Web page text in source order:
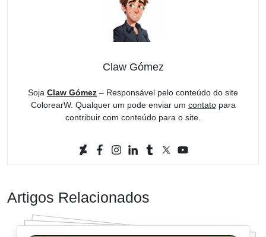
Claw Gómez
Soja Claw Gómez – Responsável pelo conteúdo do site
ColorearW. Qualquer um pode enviar um contatopara
contribuir com conteúdo para o site.
Artigos Relacionados